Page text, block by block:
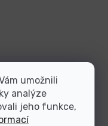
umožnili
analýze
jeho funkce,